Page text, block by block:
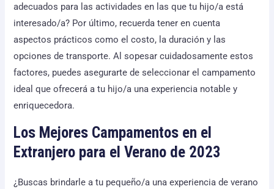
adecuados para las actividades en las que tu hijo/a está
interesado/a? Por último, recuerda tener en cuenta
aspectos prácticos como el costo, la duración y las
opciones de transporte. Al sopesar cuidadosamente estos
factores, puedes asegurarte de seleccionar el campamento
ideal que ofrecerá a tu hijo/a una experiencia notable y
enriquecedora.
Los Mejores Campamentos en el
Extranjero para el Verano de 2023
¿Buscas brindarle a tu pequeño/a una experiencia de verano